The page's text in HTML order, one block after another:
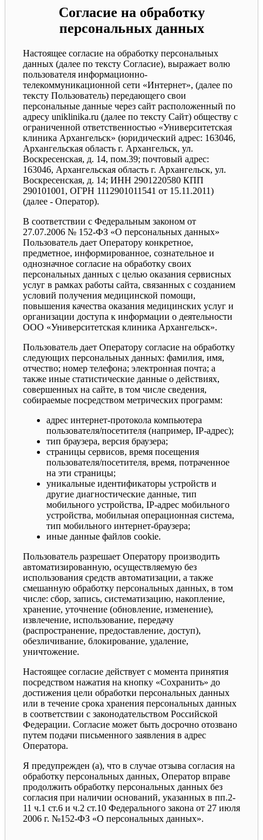
Согласие на обработку
персональных данных
Настоящее согласие на обработку персональных
данных (далее по тексту Согласие), выражает волю
пользователя информационно-
телекоммуникационной сети «Интернет», (далее по
тексту Пользователь) передающего свои
персональные данные через сайт расположенный по
адресу uniklinika.ru (далее по тексту Сайт) обществу с
ограниченной ответственностью «Университетская
клиника Архангельск» (юридический адрес: 163046,
Архангельская область г. Архангельск, ул.
Воскресенская, д. 14, пом.39; почтовый адрес:
163046, Архангельская область г. Архангельск, ул.
Воскресенская, д. 14; ИНН 2901220580 КПП
290101001, ОГРН 1112901011541 от 15.11.2011)
(далее - Оператор).
В соответствии с Федеральным законом от
27.07.2006 № 152-ФЗ «О персональных данных»
Пользователь дает Оператору конкретное,
предметное, информированное, сознательное и
однозначное согласие на обработку своих
персональных данных с целью оказания сервисных
услуг в рамках работы сайта, связанных с созданием
условий получения медицинской помощи,
повышения качества оказания медицинских услуг и
организации доступа к информации о деятельности
ООО «Университетская клиника Архангельск».
Пользователь дает Оператору согласие на обработку
следующих персональных данных: фамилия, имя,
отчество; номер телефона; электронная почта; а
также иные статистические данные о действиях,
совершенных на сайте, в том числе сведения,
собираемые посредством метрических программ:
адрес интернет-протокола компьютера
пользователя/посетителя (например, IP-адрес);
тип браузера, версия браузера;
страницы сервисов, время посещения
пользователя/посетителя, время, потраченное
на эти страницы;
уникальные идентификаторы устройств и
другие диагностические данные, тип
мобильного устройства, IP-адрес мобильного
устройства, мобильная операционная система,
тип мобильного интернет-браузера;
иные данные файлов cookie.
Пользователь разрешает Оператору производить
автоматизированную, осуществляемую без
использования средств автоматизации, а также
смешанную обработку персональных данных, в том
числе: сбор, запись, систематизацию, накопление,
хранение, уточнение (обновление, изменение),
извлечение, использование, передачу
(распространение, предоставление, доступ),
обезличивание, блокирование, удаление,
уничтожение.
Настоящее согласие действует с момента принятия
посредством нажатия на кнопку «Сохранить» до
достижения цели обработки персональных данных
или в течение срока хранения персональных данных
в соответствии с законодательством Российской
Федерации. Согласие может быть досрочно отозвано
путем подачи письменного заявления в адрес
Оператора.
Я предупрежден (а), что в случае отзыва согласия на
обработку персональных данных, Оператор вправе
продолжить обработку персональных данных без
согласия при наличии оснований, указанных в пп.2-
11 ч.1 ст.6 и ч.2 ст.10 Федерального закона от 27 июля
2006 г. №152-ФЗ «О персональных данных».